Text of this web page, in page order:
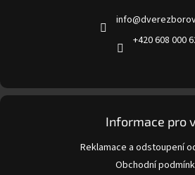
info@
+420 608 000
Informace pro
Reklamace a odstoupení
Obchodní